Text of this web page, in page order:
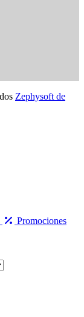
Zephysoft de
Promociones